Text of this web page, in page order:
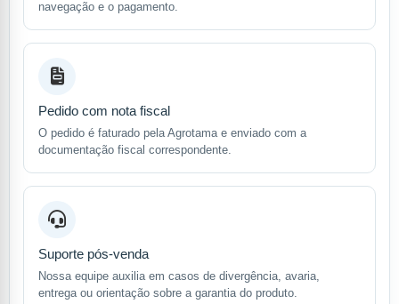
navegação e o pagamento.
Pedido com nota fiscal
O pedido é faturado pela Agrotama e enviado com a
documentação fiscal correspondente.
Suporte pós-venda
Nossa equipe auxilia em casos de divergência, avaria,
entrega ou orientação sobre a garantia do produto.